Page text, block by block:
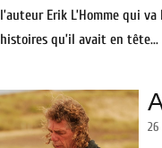
l’auteur Erik L’Homme qui
histoires qu’il avait en tête...
26